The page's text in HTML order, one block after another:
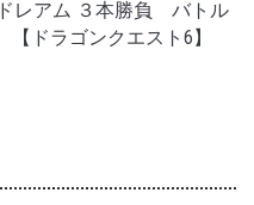
ドレアム ３本勝負 バトル
【ドラゴンクエスト6】